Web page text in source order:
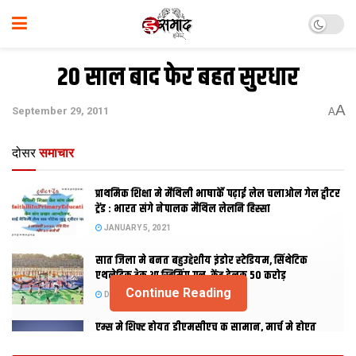
20 साल बाद फेर बहत सुरधार
September 29, 2011 AA
दोसर समाचार
प्राथमिक शि‍क्षा मे मैथि‍ली भाषाकेँ पढ़ाई लेल चलाओल गेल ट्वीटर
ट्रेंड : भारत संगे नेपालक मैथिल लेलनि हिस्सा
JANUARY 5, 2021
सात जिला मे बनत बहुउद्देशीय इंडोर स्‍टेडि‍यम, सिंथेटिक
एथलेटिक ट्रेक आ स्विमिंग पुल, केंद्र देलक 50 करोड़
DECEMBER 26, 2020
एम्स मे शिफ्ट होयत डीएमसीएच क सामान, मार्च मे होएत
Continue Reading